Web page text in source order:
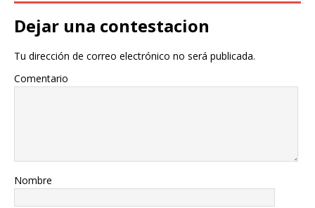
Dejar una contestacion
Tu dirección de correo electrónico no será publicada.
Comentario
Nombre